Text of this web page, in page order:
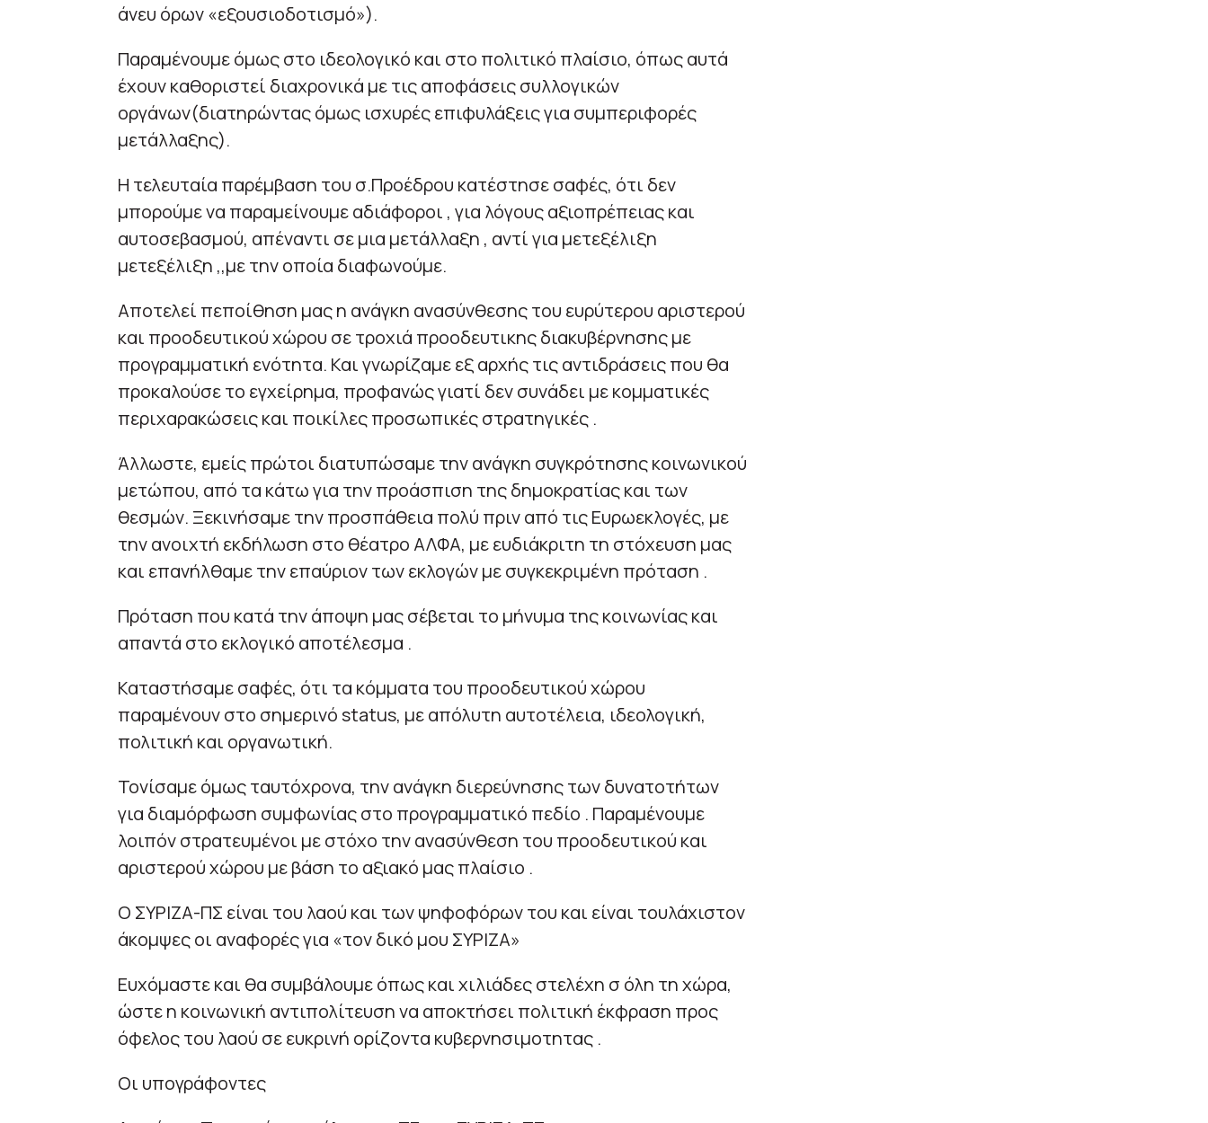
άνευ όρων «εξουσιοδοτισμό»).
Παραμένουμε όμως στο ιδεολογικό και στο πολιτικό πλαίσιο, όπως αυτά
έχουν καθοριστεί διαχρονικά με τις αποφάσεις συλλογικών
οργάνων(διατηρώντας όμως ισχυρές επιφυλάξεις για συμπεριφορές
μετάλλαξης).
Η τελευταία παρέμβαση του σ.Προέδρου κατέστησε σαφές, ότι δεν
μπορούμε να παραμείνουμε αδιάφοροι , για λόγους αξιοπρέπειας και
αυτοσεβασμού, απέναντι σε μια μετάλλαξη , αντί για μετεξέλιξη
μετεξέλιξη ,,με την οποία διαφωνούμε.
Αποτελεί πεποίθηση μας η ανάγκη ανασύνθεσης του ευρύτερου αριστερού
και προοδευτικού χώρου σε τροχιά προοδευτικης διακυβέρνησης με
προγραμματική ενότητα. Και γνωρίζαμε εξ αρχής τις αντιδράσεις που θα
προκαλούσε το εγχείρημα, προφανώς γιατί δεν συνάδει με κομματικές
περιχαρακώσεις και ποικίλες προσωπικές στρατηγικές .
Άλλωστε, εμείς πρώτοι διατυπώσαμε την ανάγκη συγκρότησης κοινωνικού
μετώπου, από τα κάτω για την προάσπιση της δημοκρατίας και των
θεσμών. Ξεκινήσαμε την προσπάθεια πολύ πριν από τις Ευρωεκλογές, με
την ανοιχτή εκδήλωση στο θέατρο ΑΛΦΑ, με ευδιάκριτη τη στόχευση μας
και επανήλθαμε την επαύριον των εκλογών με συγκεκριμένη πρόταση .
Πρόταση που κατά την άποψη μας σέβεται το μήνυμα της κοινωνίας και
απαντά στο εκλογικό αποτέλεσμα .
Καταστήσαμε σαφές, ότι τα κόμματα του προοδευτικού χώρου
παραμένουν στο σημερινό status, με απόλυτη αυτοτέλεια, ιδεολογική,
πολιτική και οργανωτική.
Τονίσαμε όμως ταυτόχρονα, την ανάγκη διερεύνησης των δυνατοτήτων
για διαμόρφωση συμφωνίας στο προγραμματικό πεδίο . Παραμένουμε
λοιπόν στρατευμένοι με στόχο την ανασύνθεση του προοδευτικού και
αριστερού χώρου με βάση το αξιακό μας πλαίσιο .
Ο ΣΥΡΙΖΑ-ΠΣ είναι του λαού και των ψηφοφόρων του και είναι τουλάχιστον
άκομψες οι αναφορές για «τον δικό μου ΣΥΡΙΖΑ»
Ευχόμαστε και θα συμβάλουμε όπως και χιλιάδες στελέχη σ όλη τη χώρα,
ώστε η κοινωνική αντιπολίτευση να αποκτήσει πολιτική έκφραση προς
όφελος του λαού σε ευκρινή ορίζοντα κυβερνησιμοτητας .
Οι υπογράφοντες